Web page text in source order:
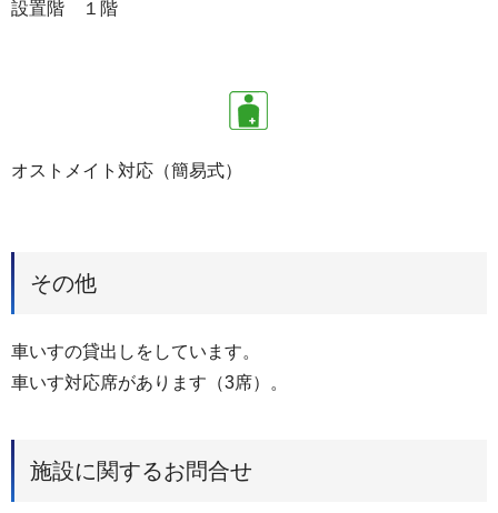
設置階 １階
オストメイト対応（簡易式）
その他
車いすの貸出しをしています。
車いす対応席があります（3席）。
施設に関するお問合せ